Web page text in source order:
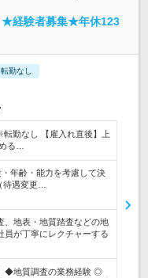
★経験者募集★年休123
転勤なし
転勤なし 【雇入れ直後】上
る…
年齢・能力を考慮して決
遇変更…
、地表・地質踏査などの地
員が丁寧にレクチャーする
◆地質調査の業務経験 ◎